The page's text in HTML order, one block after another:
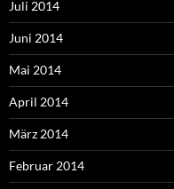
Juli 2014
Juni 2014
Mai 2014
April 2014
März 2014
Februar 2014